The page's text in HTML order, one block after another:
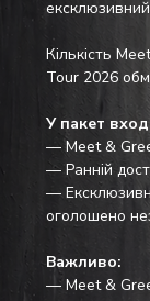
Кількість
Tour 2026
У пакет
— Meet &
— Ранній
—
оголошено
Важливо:
— Meet &